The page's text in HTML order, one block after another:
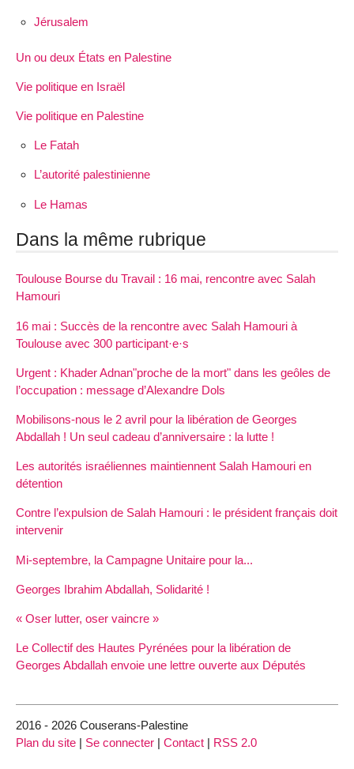
Jérusalem
Un ou deux États en Palestine
Vie politique en Israël
Vie politique en Palestine
Le Fatah
L’autorité palestinienne
Le Hamas
Dans la même rubrique
Toulouse Bourse du Travail : 16 mai, rencontre avec Salah
Hamouri
16 mai : Succès de la rencontre avec Salah Hamouri à
Toulouse avec 300 participant·e·s
Urgent : Khader Adnan"proche de la mort" dans les geôles de
l’occupation : message d’Alexandre Dols
Mobilisons-nous le 2 avril pour la libération de Georges
Abdallah ! Un seul cadeau d’anniversaire : la lutte !
Les autorités israéliennes maintiennent Salah Hamouri en
détention
Contre l’expulsion de Salah Hamouri : le président français doit
intervenir
Mi-septembre, la Campagne Unitaire pour la...
Georges Ibrahim Abdallah, Solidarité !
« Oser lutter, oser vaincre »
Le Collectif des Hautes Pyrénées pour la libération de
Georges Abdallah envoie une lettre ouverte aux Députés
2016 - 2026 Couserans-Palestine
Plan du site | Se connecter | Contact | RSS 2.0